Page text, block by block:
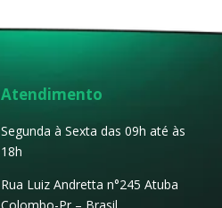
Atendimento
Segunda à Sexta das 09h até às
18h
Rua Luiz Andretta n°245 Atuba